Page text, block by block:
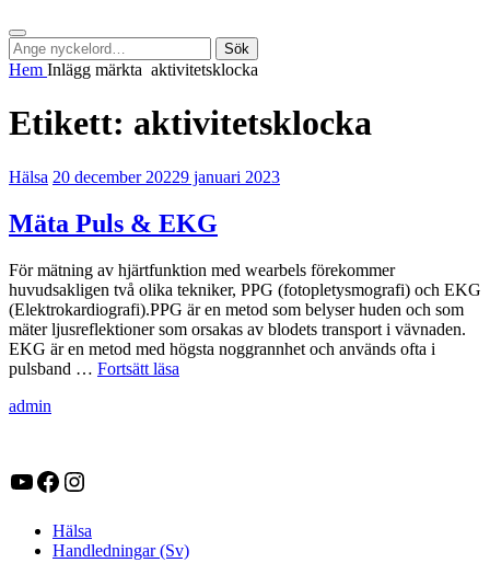
Sök
Sök
efter:
Sök
Hem Inlägg märkta aktivitetsklocka
Etikett: aktivitetsklocka
Kategorier:
Hälsa Publicerat
20 december 20229 januari 2023
Mäta Puls & EKG
För mätning av hjärtfunktion med wearbels förekommer
huvudsakligen två olika tekniker, PPG (fotopletysmografi) och EKG
(Elektrokardiografi).PPG är en metod som belyser huden och som
mäter ljusreflektioner som orsakas av blodets transport i vävnaden.
EKG är en metod med högsta noggrannhet och används ofta i
pulsband … Fortsätt läsa
av
admin
YouTube
Facebook
Instagram
Hälsa
Handledningar (Sv)